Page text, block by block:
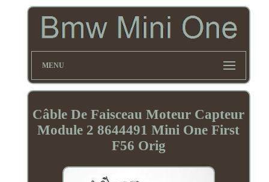
MENU
Câble De Faisceau Moteur Capteur
Module 2 8644491 Mini One First
F56 Orig